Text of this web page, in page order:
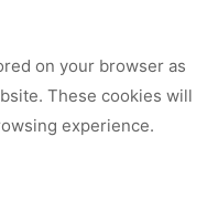
on your browser as
These cookies will
experience.